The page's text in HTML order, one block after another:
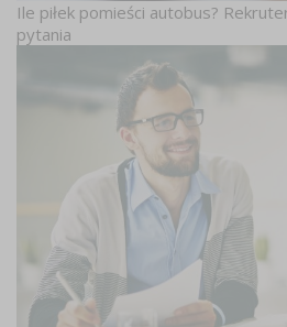
Ile piłek pomieści autobus?
pytania